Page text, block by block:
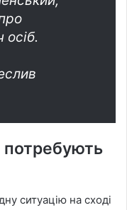
осіб.
потребують
ситуацію на сході